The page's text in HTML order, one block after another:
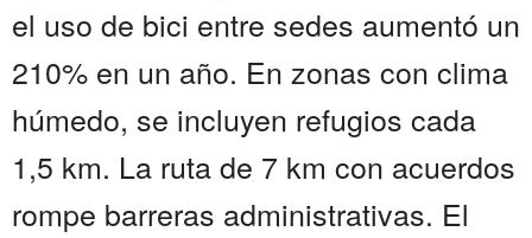
el uso de bici entre sedes aumentó un
210% en un año. En zonas con clima
húmedo, se incluyen refugios cada
1,5 km. La ruta de 7 km con acuerdos
rompe barreras administrativas. El